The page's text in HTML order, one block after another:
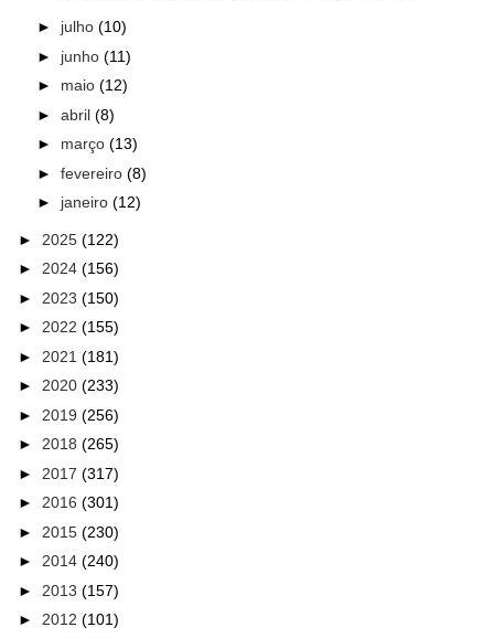
► julho (10)
► junho (11)
► maio (12)
► abril (8)
► março (13)
► fevereiro (8)
► janeiro (12)
► 2025 (122)
► 2024 (156)
► 2023 (150)
► 2022 (155)
► 2021 (181)
► 2020 (233)
► 2019 (256)
► 2018 (265)
► 2017 (317)
► 2016 (301)
► 2015 (230)
► 2014 (240)
► 2013 (157)
► 2012 (101)